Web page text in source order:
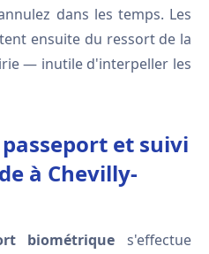
dans les temps. Les
ensuite du ressort de la
— inutile d'interpeller les
et suivi
à Chevilly-
biométrique s'effectue